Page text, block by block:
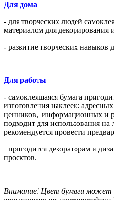
Для дома
- для творческих людей
материалом для декорирования
- развитие творческих навыков
Для работы
- самоклеящаяся бумага
изготовления наклеек:
ценников, информационных и
подходит для использования на
рекомендуется провести
- пригодится декораторам и
проектов.
Внимание! Цвет бумаги может